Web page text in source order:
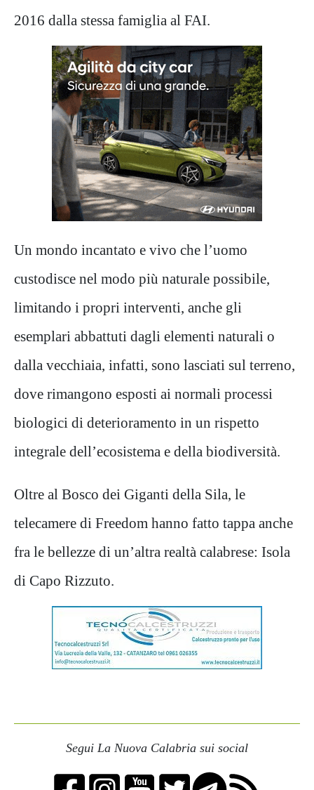
2016 dalla stessa famiglia al FAI.
Un mondo incantato e vivo che l’uomo
custodisce nel modo più naturale possibile,
limitando i propri interventi, anche gli
esemplari abbattuti dagli elementi naturali o
dalla vecchiaia, infatti, sono lasciati sul terreno,
dove rimangono esposti ai normali processi
biologici di deterioramento in un rispetto
integrale dell’ecosistema e della biodiversità.
Oltre al Bosco dei Giganti della Sila, le
telecamere di Freedom hanno fatto tappa anche
fra le bellezze di un’altra realtà calabrese: Isola
di Capo Rizzuto.
Segui La Nuova Calabria sui social